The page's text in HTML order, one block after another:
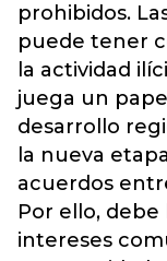
prohibidos.
puede tener
la actividad
juega un
desarrollo
la nueva
acuerdos
Por ello,
intereses